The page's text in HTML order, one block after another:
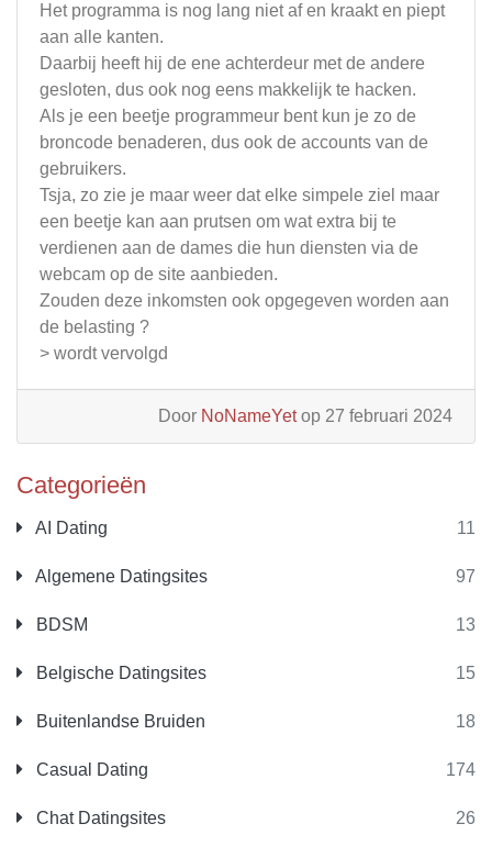
Categorieën
AI Dating 11
Algemene Datingsites 97
BDSM 13
Belgische Datingsites 15
Buitenlandse Bruiden 18
Casual Dating 174
Chat Datingsites 26
Het programma is nog lang niet af en kraakt en piept
aan alle kanten.
Daarbij heeft hij de ene achterdeur met de andere
gesloten, dus ook nog eens makkelijk te hacken.
Als je een beetje programmeur bent kun je zo de
broncode benaderen, dus ook de accounts van de
gebruikers.
Tsja, zo zie je maar weer dat elke simpele ziel maar
een beetje kan aan prutsen om wat extra bij te
verdienen aan de dames die hun diensten via de
webcam op de site aanbieden.
Zouden deze inkomsten ook opgegeven worden aan
de belasting ?
> wordt vervolgd
Door NoNameYetop 27 februari 2024